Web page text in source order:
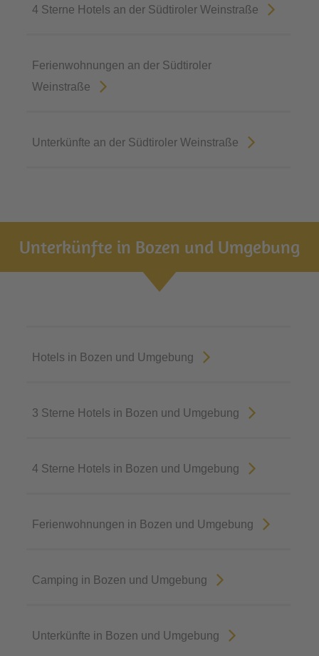
4 Sterne Hotels an der Südtiroler Weinstraße
Ferienwohnungen an der Südtiroler
Weinstraße
Unterkünfte an der Südtiroler Weinstraße
Unterkünfte in Bozen und Umgebung
Hotels in Bozen und Umgebung
3 Sterne Hotels in Bozen und Umgebung
4 Sterne Hotels in Bozen und Umgebung
Ferienwohnungen in Bozen und Umgebung
Camping in Bozen und Umgebung
Unterkünfte in Bozen und Umgebung